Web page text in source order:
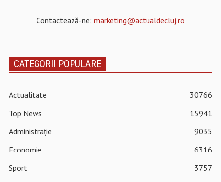
Contactează-ne: marketing@actualdecluj.ro
CATEGORII POPULARE
Actualitate
30766
Top News
15941
Administrație
9035
Economie
6316
Sport
3757